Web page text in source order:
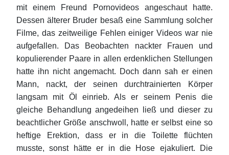
mit einem Freund Pornovideos angeschaut hatte.
Dessen älterer Bruder besaß eine Sammlung solcher
Filme, das zeitweilige Fehlen einiger Videos war nie
aufgefallen. Das Beobachten nackter Frauen und
kopulierender Paare in allen erdenklichen Stellungen
hatte ihn nicht angemacht. Doch dann sah er einen
Mann, nackt, der seinen durchtrainierten Körper
langsam mit Öl einrieb. Als er seinem Penis die
gleiche Behandlung angedeihen ließ und dieser zu
beachtlicher Größe anschwoll, hatte er selbst eine so
heftige Erektion, dass er in die Toilette flüchten
musste, sonst hätte er in die Hose ejakuliert. Die